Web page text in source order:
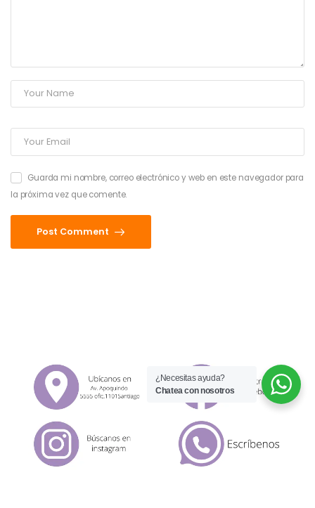
Guarda mi nombre, correo electrónico y web en este navegador para
la próxima vez que comente.
Post Comment
¿Necesitas ayuda?
Chatea con nosotros